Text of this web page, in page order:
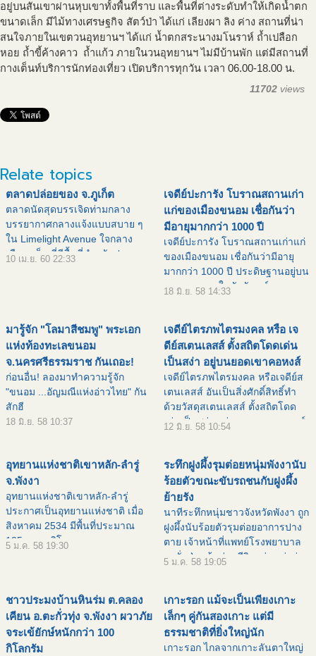
อยู่บนสันเขาผ่านหุบเขาทั้งพื้นที่ราบ และพื้นที่ต่างระดับทำให้เกิดน้ำตก
ขนาดเล็ก มีไม้ทางเศรษฐกิจ สัตว์ป่า ได้แก่ เลียงผา ลิง ค่าง สถานที่น่า
สนใจภายในเขตวนอุทยานฯ ได้แก่ น้ำตกสระนางมโนราห์ ถ้ำเปลือก
หอย ถ้ำขี้ค้างคาว ถ้ำแก้ว ภายในวนอุทยานฯ ไม่มีบ้านพัก แต่มีสถานที่
กางเต็นท์บริการนักท่องเที่ยว เปิดบริการทุกวัน เวลา 06.00-18.00 น.
11702 views
Relate topics
ตลาดปล่อยของ จ.ภูเก็ต
ตลาดนัดสุดบรรเจิดท่ามกลาง
บรรยากาศกลางแจ้งแบบสบาย ๆ
ใน Limelight Avenue ใจกลาง
เมืองภูเก็ต ที่มีพื้นที่สำหรับปลด
10 เม.ย. 60 22:33
เจดีย์ปะการัง โบราณสถานเก่า
แก่ของเมืองขนอม เชื่อกันว่า
มีอายุมากกว่า 1000 ปี
เจดีย์ปะการัง โบราณสถานเก่าแก่
ของเมืองขนอม เชื่อกันว่ามีอายุ
มากกว่า 1000 ปี ประดิษฐานอยู่บน
ยอดเขาธาตุ ในวัดจันทน์ธาตุทา
สร้างขึ้นโดยนำหินปะการั
18 มิ.ย. 58 14:33
มารู้จัก "โลมาสีชมพู" พระเอก
แห่งท้องทะเลขนอม
จ.นครศรีธรรมราช กันเถอะ!
ก่อนอื่น! ลองมาทำความรู้จัก
"ขนอม ...อัญมณีแห่งอ่าวไทย" กัน
สักฮี
18 มิ.ย. 58 10:37
เจดีย์ไตรภพไตรมงคล หรือ เจ
ดีย์สเตนเลสส์ ตั้งสถิตโดดเด่น
เป็นสง่า อยู่บนยอดเขาคอหงส์
เจดีย์ไตรภพไตรมงคล หรือเจดีย์ส
เตนเลสส์ อันเป็นสิ่งศักดิ์สิทธิ์ทำ
ด้วยวัสดุสเตนเลสส์ ตั้งสถิตโดด
เด่นเป็นสง่า อยู่บนยอดเขาคอหงส์
หาดใหญ่ จังหว
12 มิ.ย. 58 10:54
อุทยานแห่งชาติเขาหลัก-ลำรู่
จ.พังงา
อุทยานแห่งชาติเขาหลัก-ลำรู่
ประกาศเป็นอุทยานแห่งชาติ เมื่อ
สิงหาคม 2534 มีพื้นที่ประมาณ
125ตารางกิโลเมตร ครอบคลุม
5 ม.ค. 58 19:30
ระทึกฝูงผึ้งรุมต่อยหนุ่มพังงานับ
ร้อยตัวขณะขับรถชนกับฝูงผึ้ง
ย้ายรัง
นาทีระทึกหนุ่มชาวจังหวัดพังงา ถูก
ฝูงผึ้งนับร้อยตัวรุมต่อยอาการปาง
ตาย เจ้าหน้าที่แพทย์โรงพยาบาล
ตะกั่วป่า เข้าช่วยชีวิตอย่างเร่งด่วน
5 ม.ค. 58 19:05
ชาวประมงบ้านหินร่ม ต.คลอง
เคียน อ.ตะกั่วทุ่ง จ.พังงา ผวาภัย
จระเข้ยักษ์หนักกว่า 100
กิโลกรัม
เกาะรอก แม้จะเป็นเพียงเกาะ
เล็กๆ คู่กันสองเกาะ แต่มี
ธรรมชาติที่ยิ่งใหญ่นัก
เกาะรอก ไกลจากเกาะลันตาใหญ่